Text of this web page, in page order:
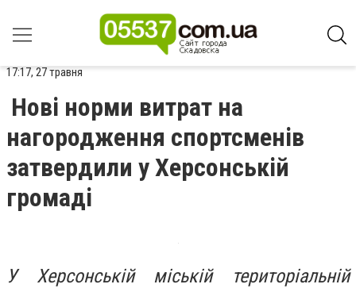
17:17, 27 травня
Нові норми витрат на
нагородження спортсменів
затвердили у Херсонській
громаді
У Херсонській міській територіальній